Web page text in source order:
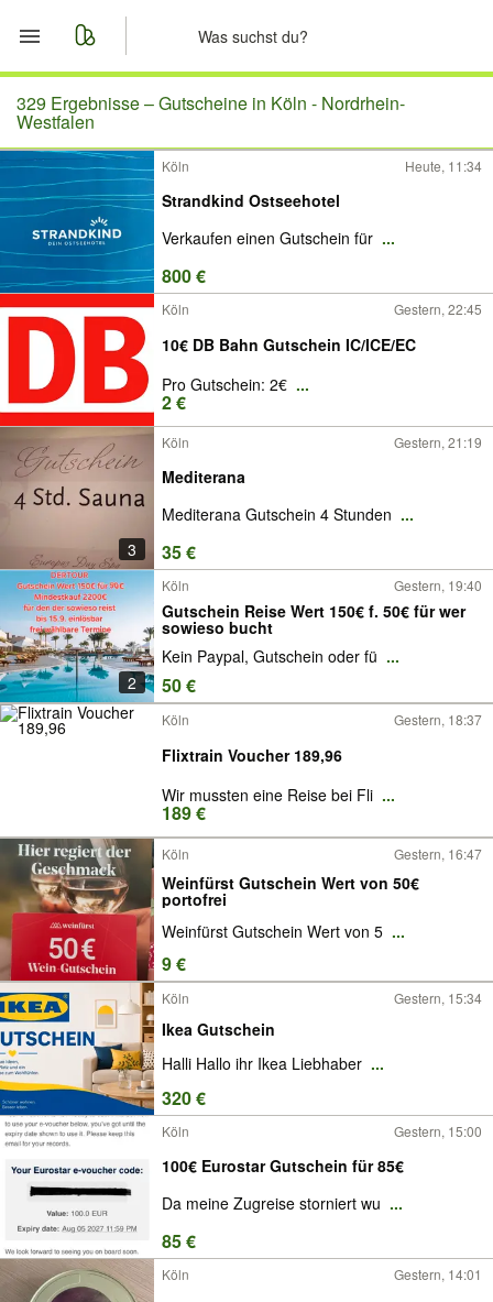
Start
Merkliste
Nachrichten
Anzeige aufgeben
329 Ergebnisse –Gutscheine in Köln - Nordrhein-
Westfalen
Köln Heute, 11:34
Strandkind Ostseehotel
Verkaufen einen Gutschein für ...
800 €
Köln Gestern, 22:45
10€ DB Bahn Gutschein IC/ICE/EC
Pro Gutschein: 2€ ...
2 €
3
Köln Gestern, 21:19
Mediterana
Mediterana Gutschein 4 Stunden ...
35 €
2
Köln Gestern, 19:40
Gutschein Reise Wert 150€ f. 50€ für wer
sowieso bucht
Kein Paypal, Gutschein oder fü ...
50 €
Köln Gestern, 18:37
Flixtrain Voucher 189,96
Wir mussten eine Reise bei Fli ...
189 €
Köln Gestern, 16:47
Weinfürst Gutschein Wert von 50€
portofrei
Weinfürst Gutschein Wert von 5 ...
9 €
Köln Gestern, 15:34
Ikea Gutschein
Halli Hallo ihr Ikea Liebhaber ...
320 €
Köln Gestern, 15:00
100€ Eurostar Gutschein für 85€
Da meine Zugreise storniert wu ...
85 €
Köln Gestern, 14:01